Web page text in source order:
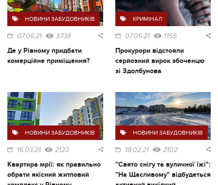
НОВИНИ ЗАБУДОВНИКІВ
07.06.21 3738
Де у Рівному придбати
комерційне приміщення?
КРИМІНАЛ
07.05.21 1155
Прокурори відстояли
серйозний вирок збоченцю
зі Здолбунова
НОВИНИ ЗАБУДОВНИКІВ
16.03.21 2123
Квартира мрії: як правильно
обрати якісний житловий
НОВИНИ ЗАБУДОВНИКІВ
18.02.21 2102
"Свято снігу та вуличної їжі":
"На Щасливому" відбудеться